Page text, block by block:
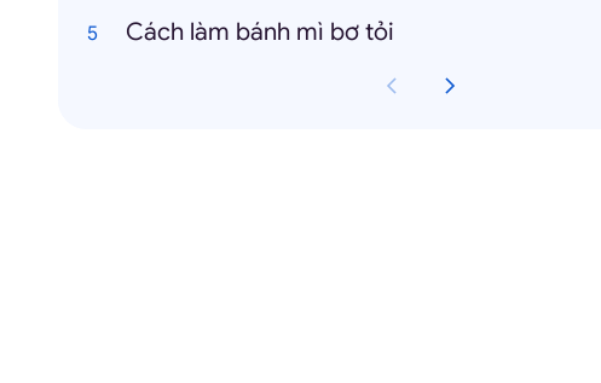
Cách làm bánh mì bơ tỏi